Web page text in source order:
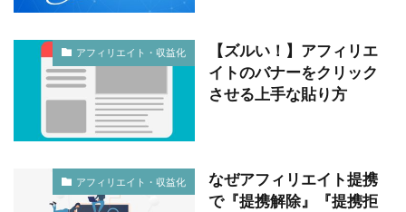
アフィリエイト・収益化
【ズルい！】アフィリエ
イトのバナーをクリック
させる上手な貼り方
アフィリエイト・収益化
なぜアフィリエイト提携
で『提携解除』『提携拒